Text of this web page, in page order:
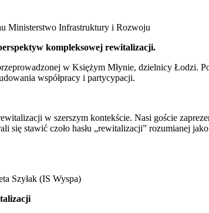
Ministerstwo Infrastruktury i Rozwoju
kompleksowej rewitalizacji.
w Księżym Młynie, dzielnicy Łodzi.
współpracy i partycypacji.
w szerszym kontekście. Nasi goście
się stawić czoło hasłu „rewitalizacji” rozumianej
Szyłak (IS Wyspa)